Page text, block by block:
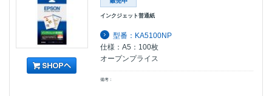
インクジェット普通紙
型番：KA5100NP
仕様：A5：100枚
オープンプライス
備考：